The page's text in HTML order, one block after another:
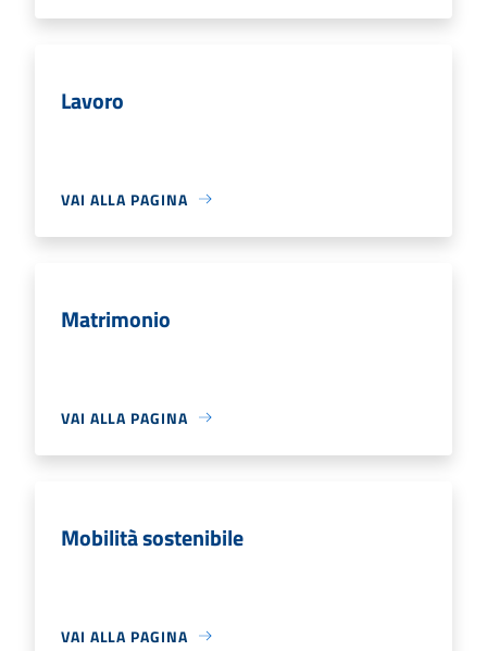
Lavoro
VAI ALLA PAGINA
Matrimonio
VAI ALLA PAGINA
Mobilità sostenibile
VAI ALLA PAGINA